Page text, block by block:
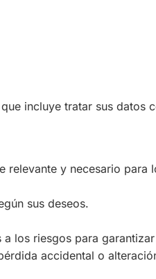
incluye tratar sus datos
relevante y necesario para
sus deseos.
los riesgos para
accidental o